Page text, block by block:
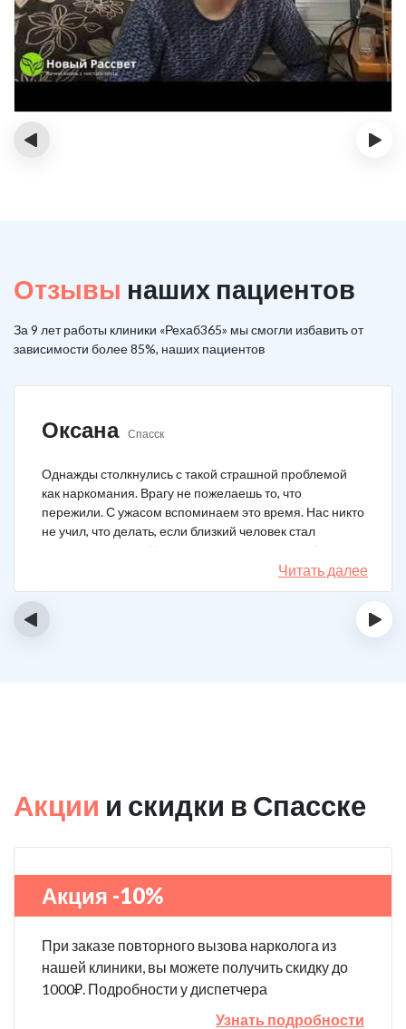
‹ ›
Отзывы наших пациентов
За 9 лет работы клиники «Рехаб365» мы смогли избавить от
зависимости более 85%, наших пациентов
Оксана Спасск
Однажды столкнулись с такой страшной проблемой
как наркомания. Врагу не пожелаешь то, что
пережили. С ужасом вспоминаем это время. Нас никто
не учил, что делать, если близкий человек стал
наркозависимым. Честно говоря, надежды не было,
думали, что все лечение бесполезно, но решили
попробовать и отправить родственника в клинику на
Читать далее
‹ ›
Акции и скидки в Спасске
Акция -10%
При заказе повторного вызова нарколога из
нашей клиники, вы можете получить скидку до
1000₽. Подробности у диспетчера
Узнать подробности